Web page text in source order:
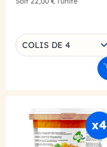
Choisissez une
COLIS DE 4